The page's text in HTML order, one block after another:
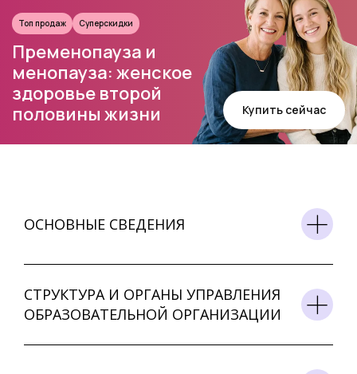
Пременопауза и
менопауза: женское
здоровье второй
половины жизни
Топ продаж Суперскидки
Купить сейчас
ОСНОВНЫЕ СВЕДЕНИЯ
СТРУКТУРА И ОРГАНЫ УПРАВЛЕНИЯ
ОБРАЗОВАТЕЛЬНОЙ ОРГАНИЗАЦИИ